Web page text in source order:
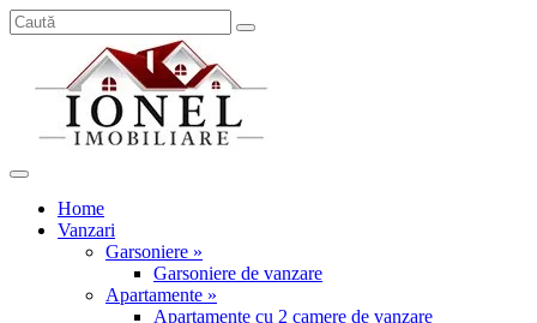
Home
Vanzari
Garsoniere »
Garsoniere de vanzare
Apartamente »
Apartamente cu 2 camere de vanzare